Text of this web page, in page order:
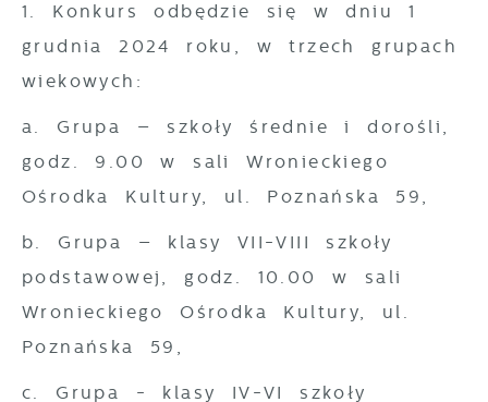
1. Konkurs odbędzie się w dniu 1
grudnia 2024 roku, w trzech grupach
wiekowych:
a. Grupa – szkoły średnie i dorośli,
godz. 9.00 w sali Wronieckiego
Ośrodka Kultury, ul. Poznańska 59,
b. Grupa – klasy VII-VIII szkoły
podstawowej, godz. 10.00 w sali
Wronieckiego Ośrodka Kultury, ul.
Poznańska 59,
c. Grupa - klasy IV-VI szkoły